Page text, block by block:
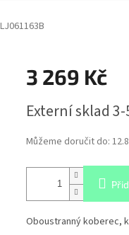
3 269 Kč
cena:
Externí sklad
Můžeme doručit do:
Oboustranný koberec,